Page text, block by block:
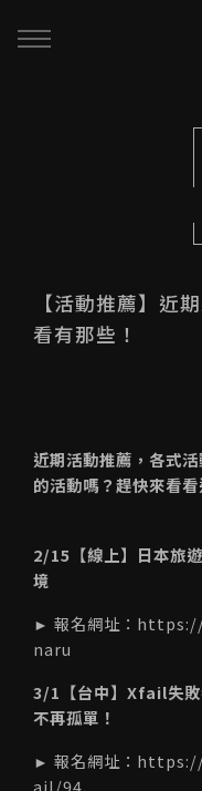
品牌故事
課程 & 活動
小型人力提升計畫
大型人力提升計畫
創業顧問免費諮詢
【活動推薦】近
看有那些！
近期活動推薦，各式
的活動嗎？趕快來看
2/15【線上】日本旅
境
► 報名網址：
naru
3/1【台中】Xfail失敗
不再孤單！
► 報名網址：
ail/94